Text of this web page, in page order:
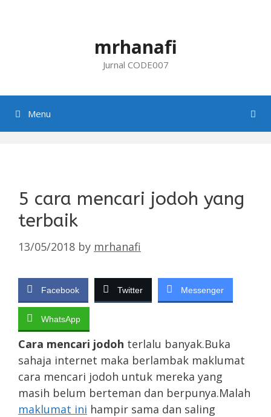
mrhanafi
Jurnal CODE007
Menu
5 cara mencari jodoh yang
terbaik
13/05/2018 by mrhanafi
Facebook Twitter Messenger
WhatsApp
Cara mencari jodoh terlalu banyak.Buka
sahaja internet maka berlambak maklumat
cara mencari jodoh untuk mereka yang
masih belum berteman dan berpunya.Malah
maklumat ini hampir sama dan saling